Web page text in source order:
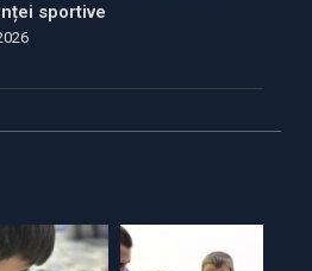
sportive